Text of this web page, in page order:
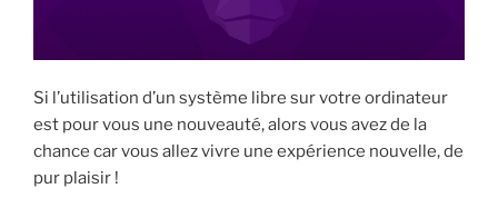
Si l’utilisation d’un système libre sur votre ordinateur
est pour vous une nouveauté, alors vous avez de la
chance car vous allez vivre une expérience nouvelle, de
pur plaisir !